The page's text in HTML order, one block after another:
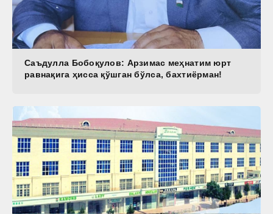
Саъдулла Бобоқулов: Арзимас меҳнатим юрт
равнақига ҳисса қўшган бўлса, бахтиёрман!